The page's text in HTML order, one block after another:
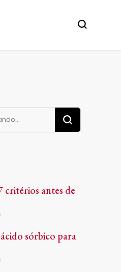
critérios antes de
sórbico para